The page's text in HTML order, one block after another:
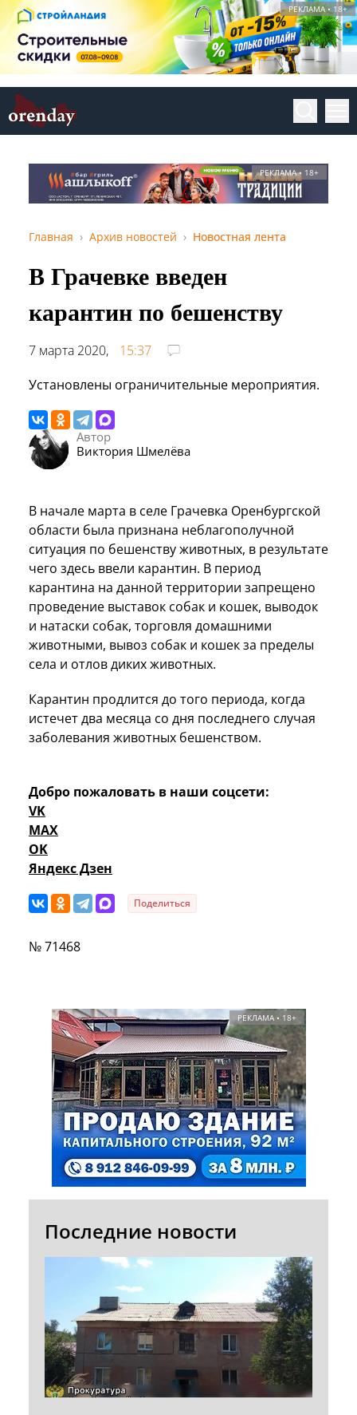
РЕКЛАМА • 18+
РЕКЛАМА • 18+
Главная Архив новостей Новостная лента
В Грачевке введен
карантин по бешенству
7 марта 2020,
15:37
Установлены ограничительные мероприятия.
Автор
Виктория Шмелёва
В начале марта в селе Грачевка Оренбургской
области была признана неблагополучной
ситуация по бешенству животных, в результате
чего здесь ввели карантин. В период
карантина на данной территории запрещено
проведение выставок собак и кошек, выводок
и натаски собак, торговля домашними
животными, вывоз собак и кошек за пределы
села и отлов диких животных.
Карантин продлится до того периода, когда
истечет два месяца со дня последнего случая
заболевания животных бешенством.
Добро пожаловать в наши соцсети:
VK
MAX
OK
Яндекс Дзен
Поделиться
№ 71468
РЕКЛАМА • 18+
Последние новости